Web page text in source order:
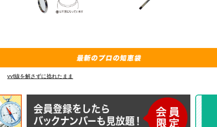
vvf線を解さずに捻れたまま